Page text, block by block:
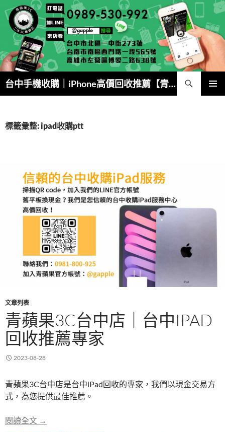
至
內
容
台中手機收購｜iPhone高價回收推薦【青蘋果3C】
搜
尋
標籤彙整: ipad收購ptt
文章列表
青蘋果3C台中店｜台中IPAD
回收推薦專家
2023-08-28
青蘋果3C台中店是台中iPad回收的專家，我們以現金交易方
式，為您提供最佳推薦。
閱讀全文 青蘋果3C台中店｜台中iPad回收推薦專家
→